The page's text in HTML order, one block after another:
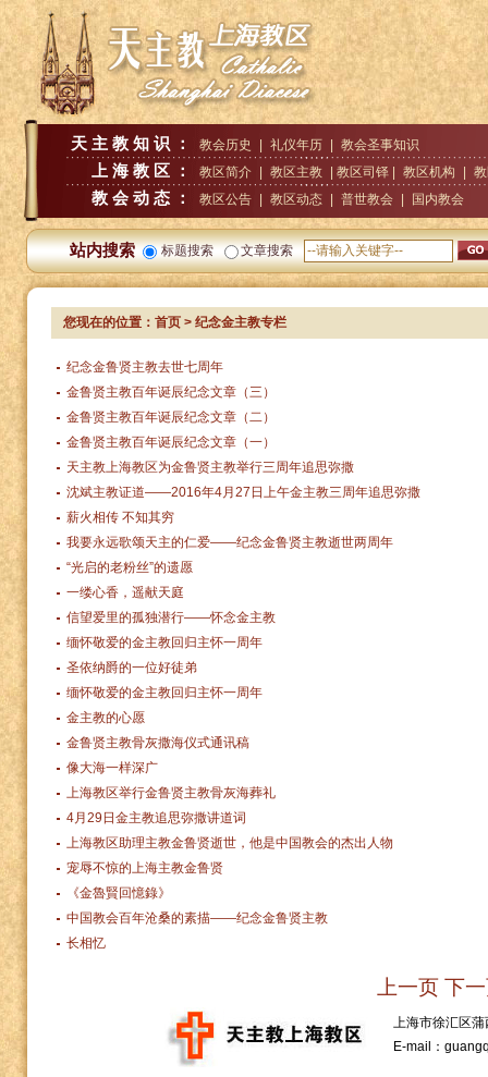
天主教知识： 教会历史 礼仪年历 教会圣事知识
上海教区： 教区简介 教区主教 | 教区司铎 | 教区机构
教会动态： 教区公告 教区动态 普世教会 国内教会
站内搜索 标题搜索 文章搜索
您现在的位置：首页 > 纪念金主教专栏
纪念金鲁贤主教去世七周年
金鲁贤主教百年诞辰纪念文章（三）
金鲁贤主教百年诞辰纪念文章（二）
金鲁贤主教百年诞辰纪念文章（一）
天主教上海教区为金鲁贤主教举行三周年追思弥撒
沈斌主教证道——2016年4月27日上午金主教三周年追思弥撒
薪火相传 不知其穷
我要永远歌颂天主的仁爱——纪念金鲁贤主教逝世两周年
“光启的老粉丝”的遗愿
一缕心香，遥献天庭
信望爱里的孤独潜行——怀念金主教
缅怀敬爱的金主教回归主怀一周年
圣依纳爵的一位好徒弟
缅怀敬爱的金主教回归主怀一周年
金主教的心愿
金鲁贤主教骨灰撒海仪式通讯稿
像大海一样深广
上海教区举行金鲁贤主教骨灰海葬礼
4月29日金主教追思弥撒讲道词
上海教区助理主教金鲁贤逝世，他是中国教会的杰出人物
宠辱不惊的上海主教金鲁贤
《金魯賢回憶錄》
中国教会百年沧桑的素描——纪念金鲁贤主教
长相忆
上一页 下
上海市徐汇区
E-mail：